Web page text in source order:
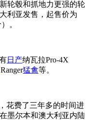
轮毂和抓地力更强的轮
利亚发售，起售价为
。
日产纳瓦拉Pro-4X
Ranger猛禽等。
花费了三年多的时间进
墨尔本和澳大利亚内陆